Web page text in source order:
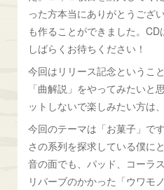
った方本当にありがとうござ
も作ることができました。
しばらくお待ちください！
今回はリリース記念というこ
「曲解説」をやってみたいと
ットしないで楽しみたい方は
今回のテーマは「お菓子」で
さの系列を探求している僕に
音の面でも、パッド、コーラ
リバーブのかかった「ウワモ